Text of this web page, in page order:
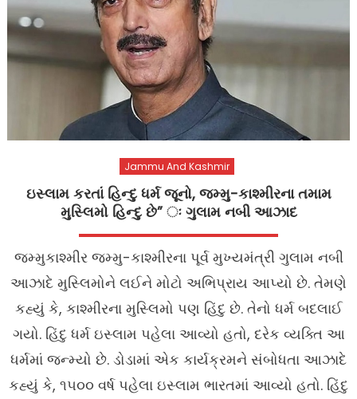
Jammu And Kashmir
ઇસ્લામ કરતાં હિન્દુ ધર્મ જૂનો, જમ્મુ-કાશ્મીરના તમામ
મુસ્લિમો હિન્દુ છે” ઃ ગુલામ નબી આઝાદ
જમ્મુકાશ્મીર જમ્મુ-કાશ્મીરના પૂર્વ મુખ્યમંત્રી ગુલામ નબી
આઝાદે મુસ્લિમોને લઈને મોટો અભિપ્રાય આપ્યો છે. તેમણે
કહ્યું કે, કાશ્મીરના મુસ્લિમો પણ હિંદુ છે. તેનો ધર્મ બદલાઈ
ગયો. હિંદુ ધર્મ ઇસ્લામ પહેલા આવ્યો હતો, દરેક વ્યક્તિ આ
ધર્મમાં જન્મ્યો છે. ડોડામાં એક કાર્યક્રમને સંબોધતા આઝાદે
કહ્યું કે, ૧૫૦૦ વર્ષ પહેલા ઇસ્લામ ભારતમાં આવ્યો હતો. હિંદુ